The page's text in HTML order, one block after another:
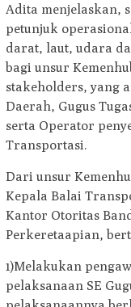
Adita menjelaskan,
petunjuk
darat, laut, udara
bagi unsur
stakeholders, yang
Daerah, Gugus
serta Operator
Transportasi.
Dari unsur
Kepala Balai
Kantor Otoritas
Perkeretaapian,
1)Melakukan
pelaksanaan SE